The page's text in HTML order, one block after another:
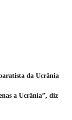
da Ucrânia
a Ucrânia”, diz